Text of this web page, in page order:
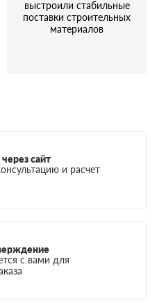
выстроили стабильные
поставки строительных
материалов
сайт
и расчет
с вами для